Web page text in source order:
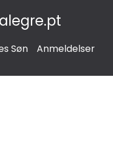
Søn Anmeldelser